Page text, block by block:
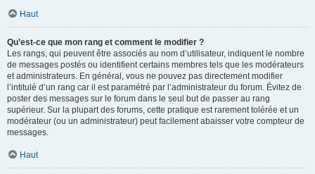
Haut
Qu’est-ce que mon rang et comment le modifier ?
Les rangs, qui peuvent être associés au nom d’utilisateur, indiquent le nombre
de messages postés ou identifient certains membres tels que les modérateurs
et administrateurs. En général, vous ne pouvez pas directement modifier
l’intitulé d’un rang car il est paramétré par l’administrateur du forum. Évitez de
poster des messages sur le forum dans le seul but de passer au rang
supérieur. Sur la plupart des forums, cette pratique est rarement tolérée et un
modérateur (ou un administrateur) peut facilement abaisser votre compteur de
messages.
Haut